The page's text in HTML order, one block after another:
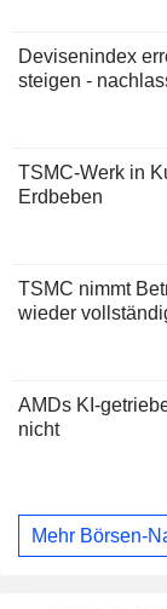
Devisenindex
steigen -
TSMC-Werk in
Erdbeben
TSMC nimmt
wieder
AMDs KI-
nicht
Mehr Börsen-